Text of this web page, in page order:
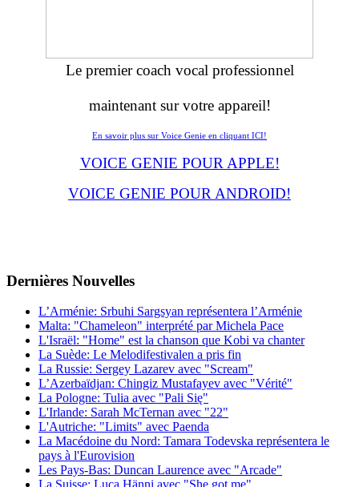
Le premier coach vocal professionnel
maintenant sur votre appareil!
En savoir plus sur Voice Genie en cliquant ICI!
VOICE GENIE POUR APPLE!
VOICE GENIE POUR ANDROID!
Dernières Νouvelles
L’Arménie: Srbuhi Sargsyan représentera l’Arménie
Malta: "Chameleon" interprété par Michela Pace
L'Israël: "Home" est la chanson que Kobi va chanter
La Suède: Le Melodifestivalen a pris fin
La Russie: Sergey Lazarev avec "Scream"
L’Azerbaïdjan: Chingiz Mustafayev avec "Vérité"
La Pologne: Tulia avec "Pali Się"
L'Irlande: Sarah McTernan avec "22"
L'Autriche: "Limits" avec Paenda
La Macédoine du Nord: Tamara Todevska représentera le
pays à l'Eurovision
Les Pays-Bas: Duncan Laurence avec "Arcade"